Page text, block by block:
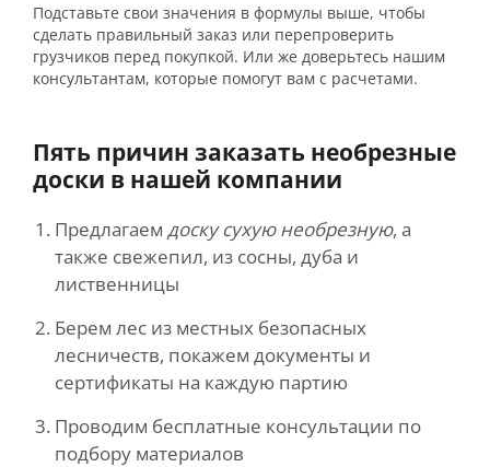
Подставьте свои значения в формулы выше, чтобы
сделать правильный заказ или перепроверить
грузчиков перед покупкой. Или же доверьтесь нашим
консультантам, которые помогут вам с расчетами.
Пять причин заказать необрезные
доски в нашей компании
Предлагаем доску сухую необрезную, а
также свежепил, из сосны, дуба и
лиственницы
Берем лес из местных безопасных
лесничеств, покажем документы и
сертификаты на каждую партию
Проводим бесплатные консультации по
подбору материалов